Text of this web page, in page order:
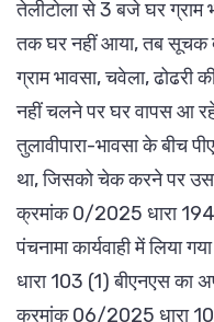
तेलीटोला से 3 बजे घर ग्राम
तक घर नहीं आया, तब सूचक
ग्राम भावसा, चवेला,
नहीं चलने पर घर वापस आ रहे
तुलावीपारा-भावसा के बीच
था, जिसको चेक करने पर
क्रमांक 0/2025 धारा
पंचनामा कार्यवाही में लिया
धारा 103 (1) बीएनएस का
क्रमांक 06/2025 धारा